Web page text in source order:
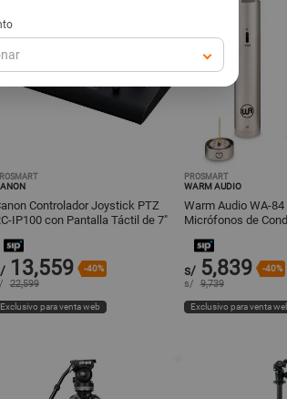
Controlador Joystick PTZ
IP100 con Pantalla Táctil de 7"
13,559 -40%
22,599
Exclusivo para venta web
PROSMART
WARM AUDIO
Warm Audio WA-84
Micrófonos de
Omni
s/ 5,839 -40%
s/ 9,739
Exclusivo para venta